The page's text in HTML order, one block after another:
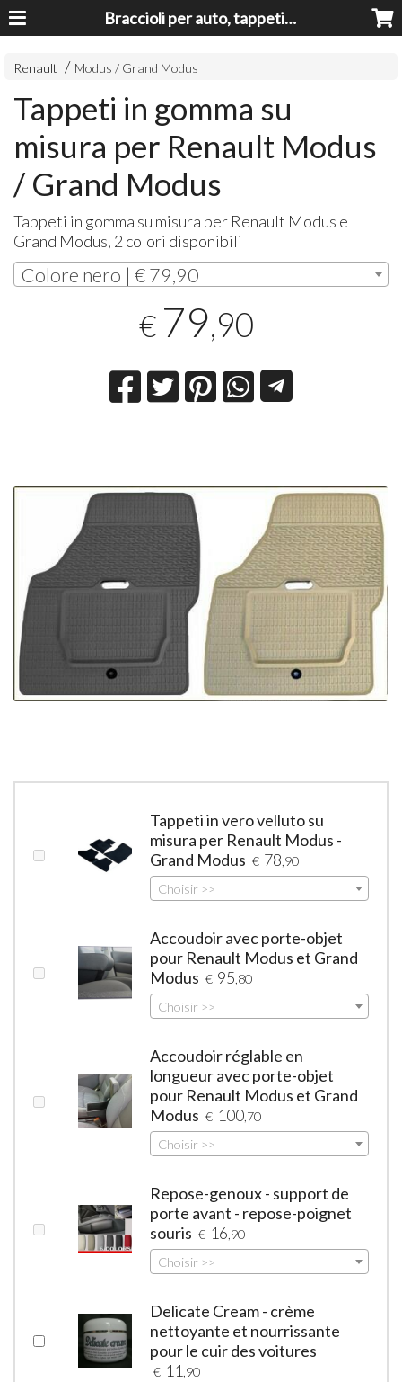
Braccioli per auto, tappeti auto, accessori auto MADE IN ITALY - Armrests, Mittelarmlehnen, Accoundoirs
Renault Modus / Grand Modus
Tappeti in gomma su
misura per Renault Modus
/ Grand Modus
Tappeti in gomma su misura per Renault Modus e
Grand Modus, 2 colori disponibili
Colore nero | € 79,90
€ 79,90
Tappeti in vero velluto su
misura per Renault Modus -
Grand Modus € 78 ,90
Choisir >>
Accoudoir avec porte-objet
pour Renault Modus et Grand
Modus € 95 ,80
Choisir >>
Accoudoir réglable en
longueur avec porte-objet
pour Renault Modus et Grand
Modus € 100 ,70
Choisir >>
Repose-genoux - support de
porte avant - repose-poignet
souris € 16 ,90
Choisir >>
Delicate Cream - crème
nettoyante et nourrissante
pour le cuir des voitures
€ 11 ,90